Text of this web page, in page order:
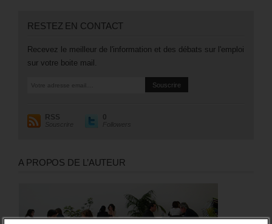
RESTEZ EN CONTACT
Recevez le meilleur de l'information et des débats sur l'emploi
sur votre boite mail.
RSS
Souscrire
0
Followers
A PROPOS DE L’AUTEUR